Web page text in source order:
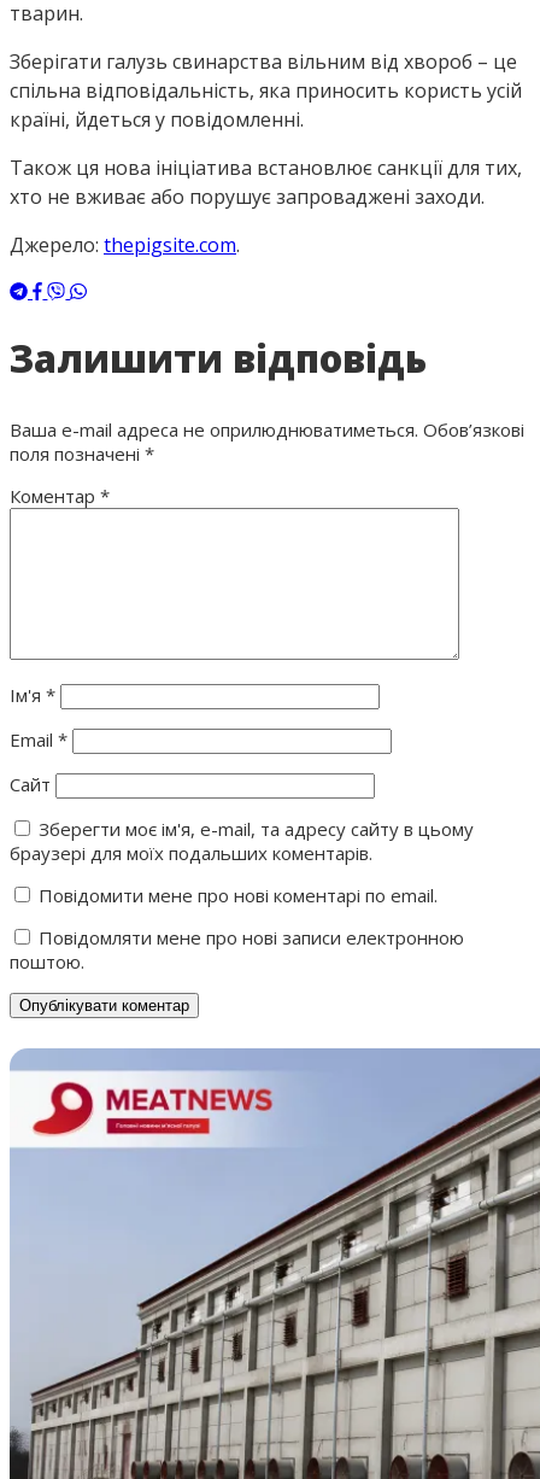
тварин.
Зберігати галузь свинарства вільним від хвороб – це
спільна відповідальність, яка приносить користь усій
країні, йдеться у повідомленні.
Також ця нова ініціатива встановлює санкції для тих,
хто не вживає або порушує запроваджені заходи.
Джерело: thepigsite.com.
Залишити відповідь
Ваша e-mail адреса не оприлюднюватиметься. Обов’язкові
поля позначені *
Коментар *
Ім'я *
Email *
Сайт
Зберегти моє ім'я, e-mail, та адресу сайту в цьому
браузері для моїх подальших коментарів.
Повідомити мене про нові коментарі по email.
Повідомляти мене про нові записи електронною
поштою.